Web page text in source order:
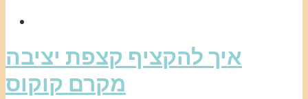
איך להקציף קצפת יציבה
מקרם קוקוס